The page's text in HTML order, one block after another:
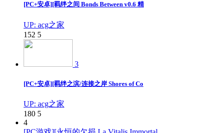
[PC+安卓][羁绊之间 Bonds Between v0.6 精
UP: acg之家
152 5
3
[PC+安卓][羁绊之滨/连接之岸 Shores of Co
UP: acg之家
180 5
4